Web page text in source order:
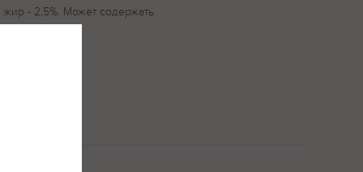
жир - 2,5%. Может содержать